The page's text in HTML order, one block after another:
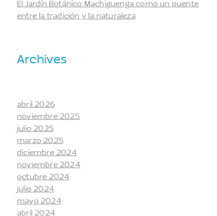
El Jardín Botánico Machiguenga como un puente
entre la tradición y la naturaleza
Archives
abril 2026
noviembre 2025
julio 2025
marzo 2025
diciembre 2024
noviembre 2024
octubre 2024
julio 2024
mayo 2024
abril 2024